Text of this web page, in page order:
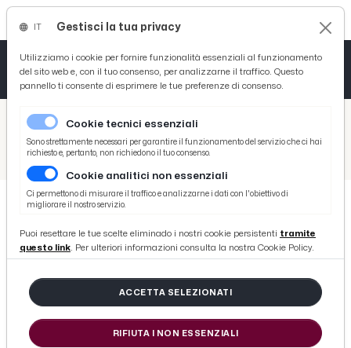
/ Picenotime
/ Serie B
Bari-Latina 0-0, i biancorossi senza Camplone mancano ancora la vittoria
Bari-Latina 0-0, i biancorossi senza
Camplone mancano ancora la
vittoria
di Redazione Picenotime
Gestisci la tua privacy
Utilizziamo i cookie per fornire funzionalità essenziali al funzionamento
del sito web e, con il tuo consenso, per analizzarne il traffico. Questo
pannello ti consente di esprimere le tue preferenze di consenso.
Cookie tecnici essenziali
Sono strettamente necessari per garantire il funzionamento del servizio che ci hai
richiesto e, pertanto, non richiedono il tuo consenso.
Cookie analitici non essenziali
Ci permettono di misurare il traffico e analizzarne i dati con l'obiettivo di
migliorare il nostro servizio.
Puoi resettare le tue scelte eliminado i nostri cookie persistenti tramite
questo link. Per ulteriori informazioni consulta la nostra Cookie Policy.
ACCETTA SELEZIONATI
RIFIUTA I NON ESSENZIALI
Tutto News
Tutto Sport
Basket
Ciclismo
Tutto Curiosità